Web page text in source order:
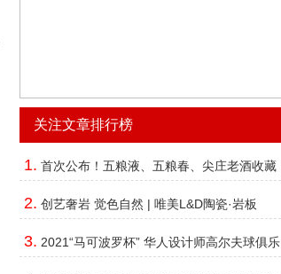
关注文章排行榜
1. 首次公布！五粮液、五粮春、尖庄老酒收藏
2. 创艺奢岩 觉色自然 | 唯美L&D陶瓷·岩板
3. 2021“马可波罗杯” 华人设计师高尔夫球俱乐